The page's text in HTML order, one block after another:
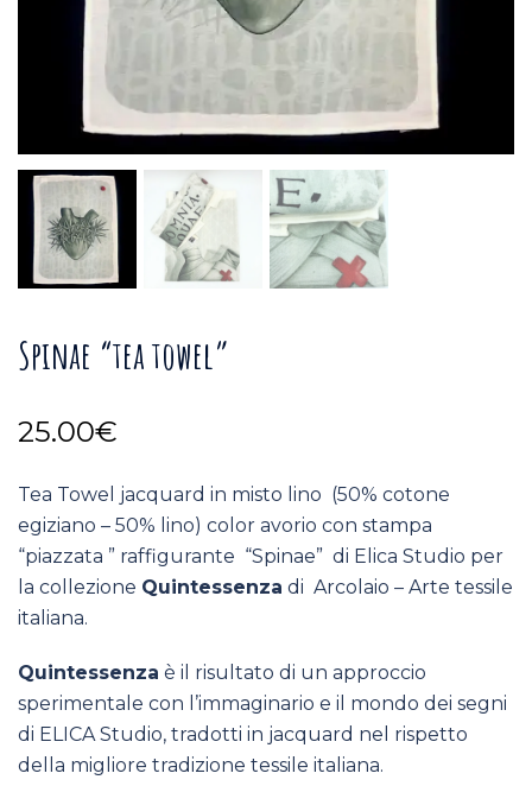
Spinae “tea towel”
25.00€
Tea Towel jacquard in misto lino (50% cotone
egiziano – 50% lino) color avorio con stampa
“piazzata ” raffigurante “Spinae” di Elica Studio per
la collezione Quintessenza di Arcolaio – Arte tessile
italiana.
Quintessenza è il risultato di un approccio
sperimentale con l’immaginario e il mondo dei segni
di ELICA Studio, tradotti in jacquard nel rispetto
della migliore tradizione tessile italiana.